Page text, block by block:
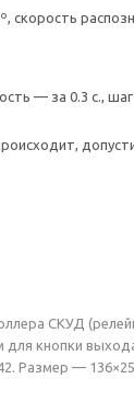
скорость
— за 0.3 с.,
СКУД
для кнопки
Размер —